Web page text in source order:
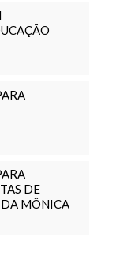
DE
MÔNICA